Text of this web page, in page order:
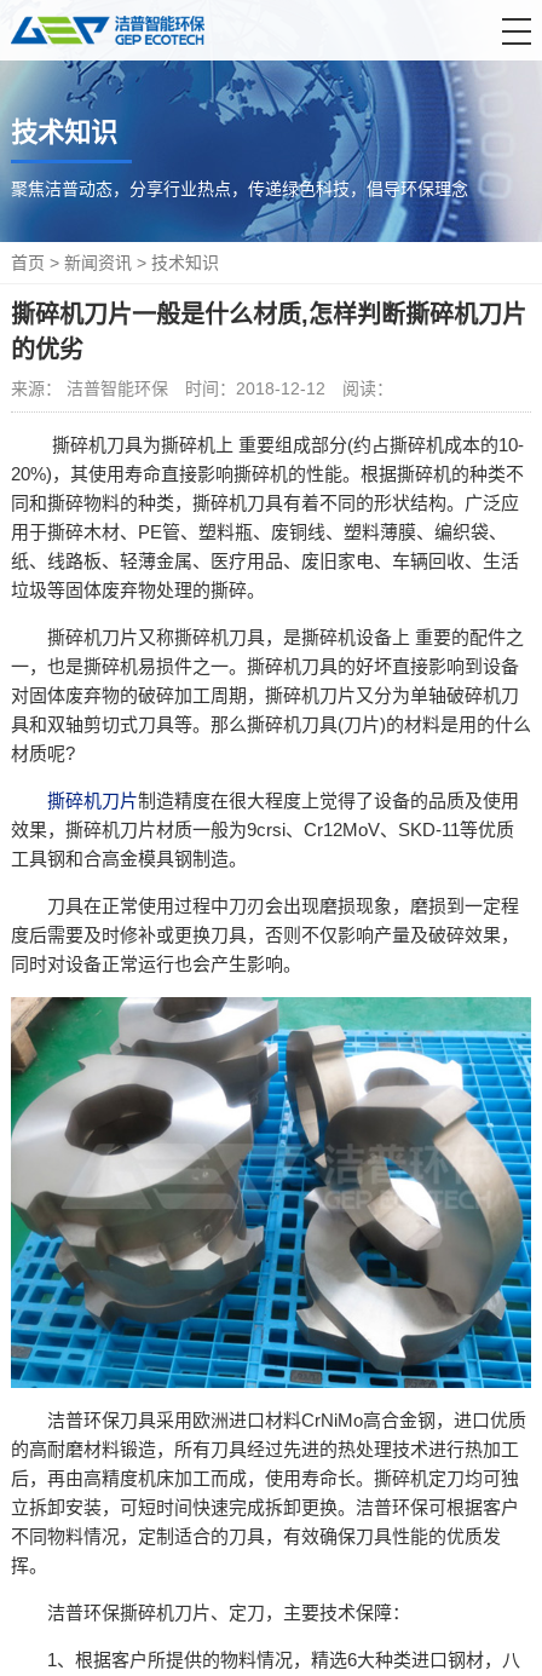
首 页
解决方案
服务支持
联系我们
技术知识
聚焦洁普动态，分享行业热点，传递绿色科技，倡导环保理念
首页 > 新闻资讯 > 技术知识
撕碎机刀片一般是什么材质,怎样判断撕碎机刀片
的优劣
来源： 洁普智能环保 时间：2018-12-12 阅读：
撕碎机刀具为撕碎机上 重要组成部分(约占撕碎机成本的10-
20%)，其使用寿命直接影响撕碎机的性能。根据撕碎机的种类不
同和撕碎物料的种类，撕碎机刀具有着不同的形状结构。广泛应
用于撕碎木材、PE管、塑料瓶、废铜线、塑料薄膜、编织袋、
纸、线路板、轻薄金属、医疗用品、废旧家电、车辆回收、生活
垃圾等固体废弃物处理的撕碎。
撕碎机刀片又称撕碎机刀具，是撕碎机设备上 重要的配件之
一，也是撕碎机易损件之一。撕碎机刀具的好坏直接影响到设备
对固体废弃物的破碎加工周期，撕碎机刀片又分为单轴破碎机刀
具和双轴剪切式刀具等。那么撕碎机刀具(刀片)的材料是用的什么
材质呢?
撕碎机刀片制造精度在很大程度上觉得了设备的品质及使用
效果，撕碎机刀片材质一般为9crsi、Cr12MoV、SKD-11等优质
工具钢和合高金模具钢制造。
刀具在正常使用过程中刀刃会出现磨损现象，磨损到一定程
度后需要及时修补或更换刀具，否则不仅影响产量及破碎效果，
同时对设备正常运行也会产生影响。
洁普环保刀具采用欧洲进口材料CrNiMo高合金钢，进口优质
的高耐磨材料锻造，所有刀具经过先进的热处理技术进行热加工
后，再由高精度机床加工而成，使用寿命长。撕碎机定刀均可独
立拆卸安装，可短时间快速完成拆卸更换。洁普环保可根据客户
不同物料情况，定制适合的刀具，有效确保刀具性能的优质发
挥。
洁普环保撕碎机刀片、定刀，主要技术保障：
1、根据客户所提供的物料情况，精选6大种类进口钢材，八